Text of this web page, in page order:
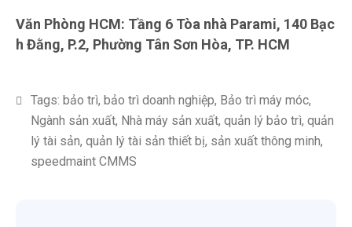
Văn Phòng HCM: Tầng 6 Tòa nhà Parami, 140 Bạc
h Đằng, P.2, Phường Tân Sơn Hòa, TP. HCM
Tags: bảo trì, bảo trì doanh nghiệp, Bảo trì máy móc,
Ngành sản xuất, Nhà máy sản xuất, quản lý bảo trì, quản
lý tài sản, quản lý tài sản thiết bị, sản xuất thông minh,
speedmaint CMMS